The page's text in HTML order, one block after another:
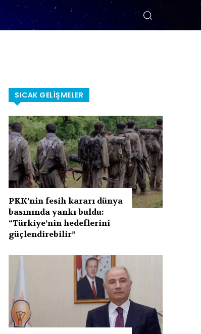
SICAK GELIŞMELER
PKK’nin fesih kararı dünya
basınında yankı buldu:
“Türkiye’nin hedeflerini
güçlendirebilir”